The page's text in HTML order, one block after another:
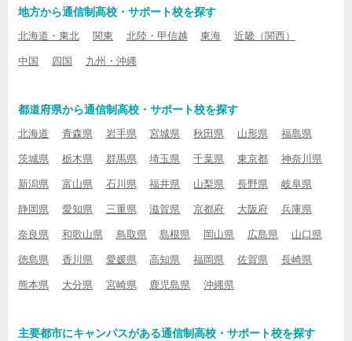
地方から通信制高校・サポート校を探す
北海道・東北 関東 北陸・甲信越 東海 近畿（関西）
中国 四国 九州・沖縄
都道府県から通信制高校・サポート校を探す
北海道 青森県 岩手県 宮城県 秋田県 山形県 福島県
茨城県 栃木県 群馬県 埼玉県 千葉県 東京都 神奈川県
新潟県 富山県 石川県 福井県 山梨県 長野県 岐阜県
静岡県 愛知県 三重県 滋賀県 京都府 大阪府 兵庫県
奈良県 和歌山県 鳥取県 島根県 岡山県 広島県 山口県
徳島県 香川県 愛媛県 高知県 福岡県 佐賀県 長崎県
熊本県 大分県 宮崎県 鹿児島県 沖縄県
主要都市にキャンパスがある通信制高校・サポート校を探す